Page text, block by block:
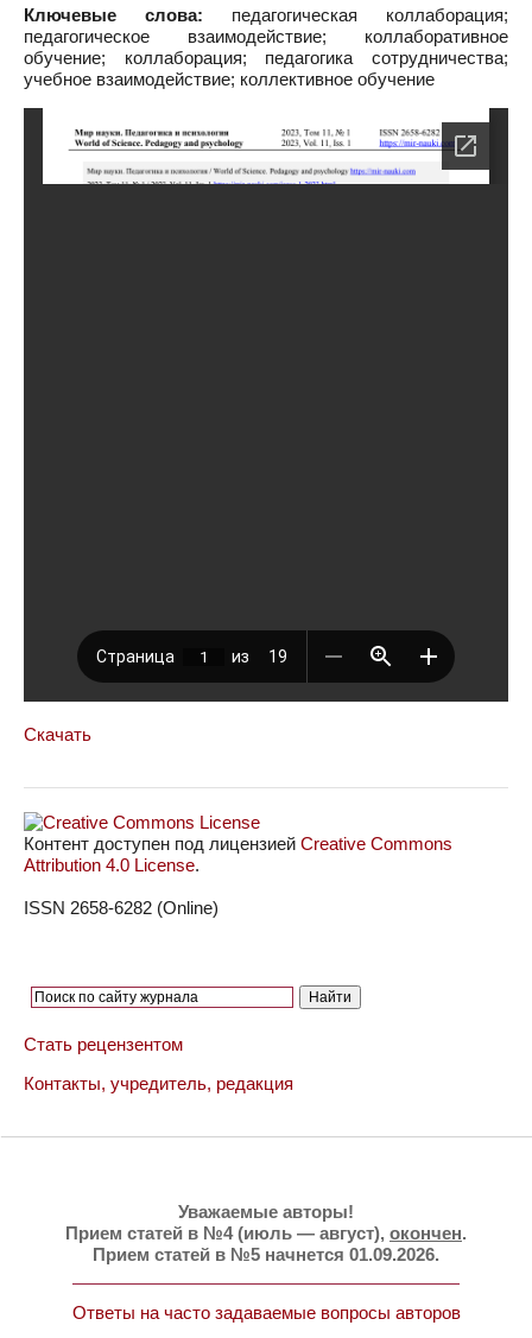
Ключевые слова: педагогическая коллаборация;
педагогическое взаимодействие; коллаборативное
обучение; коллаборация; педагогика сотрудничества;
учебное взаимодействие; коллективное обучение
Скачать
Контент доступен под лицензией Creative Commons
Attribution 4.0 License.
ISSN 2658-6282 (Online)
Стать рецензентом
Контакты, учредитель, редакция
Уважаемые авторы!
Прием статей в №4 (июль — август), окончен.
Прием статей в №5 начнется 01.09.2026.
Ответы на часто задаваемые вопросы авторов